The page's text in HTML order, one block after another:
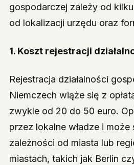
gospodarczej zależy od
od lokalizacji urzędu oraz
1. Koszt rejestracji
Rejestracja działalności
Niemczech wiąże się z
zwykle od 20 do 50 euro.
przez lokalne władze i
zależności od miasta lub
miastach, takich jak Berlin